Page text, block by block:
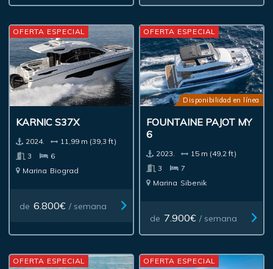
KARNIC S37X
2024.
11,99 m (39,3 ft)
3
6
Marina Biograd
de 6.800€ / semana
OFERTA ESPECIAL
Disponibilidad en línea
FOUNTAINE PAJOT MY
6
2023.
15 m (49,2 ft)
3
7
Marina Sibenik
de 7.900€ / semana
OFERTA ESPECIAL
OFERTA ESPECIAL OFERTA ESPECIAL